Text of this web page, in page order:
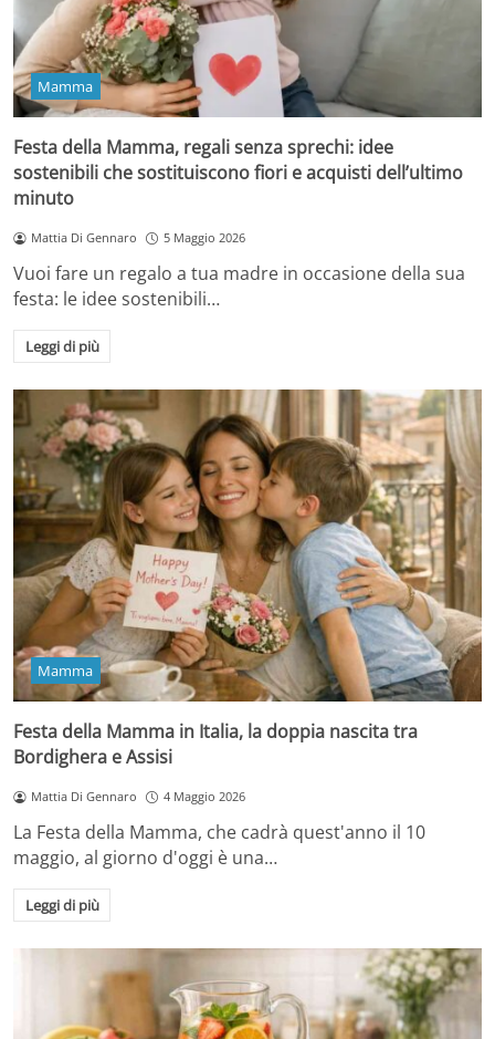
Mamma
Festa della Mamma, regali senza sprechi: idee
sostenibili che sostituiscono fiori e acquisti dell’ultimo
minuto
Mattia Di Gennaro 5 Maggio 2026
Vuoi fare un regalo a tua madre in occasione della sua
festa: le idee sostenibili…
Leggi di più
Mamma
Festa della Mamma in Italia, la doppia nascita tra
Bordighera e Assisi
Mattia Di Gennaro 4 Maggio 2026
La Festa della Mamma, che cadrà quest'anno il 10
maggio, al giorno d'oggi è una…
Leggi di più